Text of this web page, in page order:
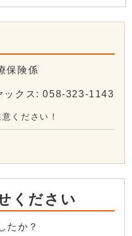
保険係
ックス: 058-323-1143
ください！
ください
たか？